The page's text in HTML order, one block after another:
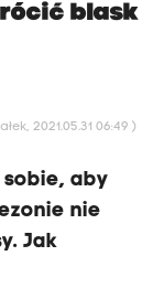
blask
2021.05.31 06:49 )
aby
nie
Jak